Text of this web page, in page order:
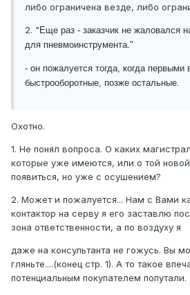
либо ограничена везде, либо
2. " Еще раз - заказчик не жаловался
для пневмоинструмента."
- он пожалуется тогда, когда первыми
быстрооборотные, позже остальные.
Охотно.
1. Не понял вопроса. О каких
которые уже имеются, или о той
появиться, но уже с осушением?
2. Может и пожалуется... Нам с Вами
контактор на серву я его заставлю
зона ответственности, а по воздуху я
даже на консультанта не гожусь. Вы
гляньте....(конец стр. 1). А то такое
потенциальным покупателем попутали.